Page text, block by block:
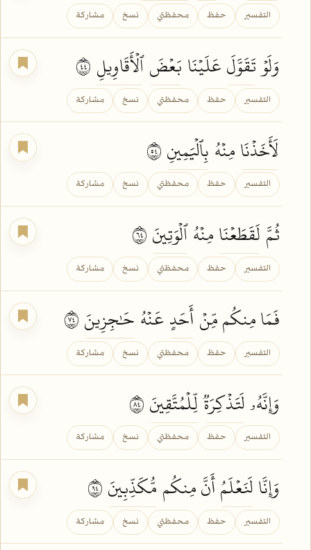
التفسير حفظ محفظتي نسخ مشاركة
وَلَوۡتَقَوَّلَعَلَيۡنَا بَعۡضَٱلۡأَقَاوِيلِ
التفسير حفظ محفظتي نسخ مشاركة
لَأَخَذۡنَامِنۡهُ بِٱلۡيَمِينِ
التفسير حفظ محفظتي نسخ مشاركة
ثُمَّ لَقَطَعۡنَامِنۡهُٱلۡوَتِينَ
التفسير حفظ محفظتي نسخ مشاركة
فَمَا مِنكُم مِّنۡأَحَدٍعَنۡهُ حَٰجِزِينَ
التفسير حفظ محفظتي نسخ مشاركة
وَإِنَّهُۥلَتَذۡكِرَةٞلِّلۡمُتَّقِينَ
التفسير حفظ محفظتي نسخ مشاركة
وَإِنَّالَنَعۡلَمُأَنَّ مِنكُم مُّكَذِّبِينَ
التفسير حفظ محفظتي نسخ مشاركة